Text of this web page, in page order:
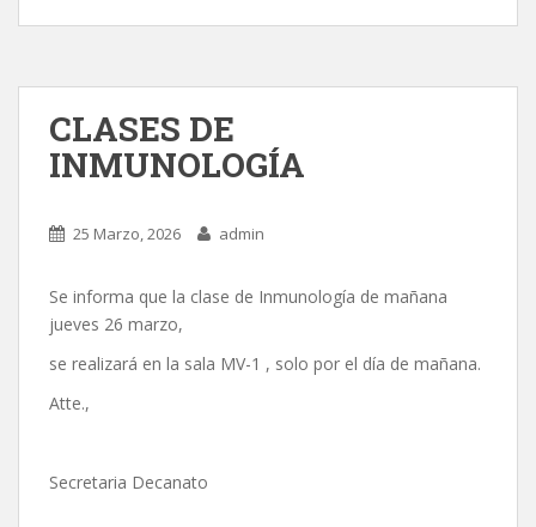
CLASES DE
INMUNOLOGÍA
25 Marzo, 2026 admin
Se informa que la clase de Inmunología de mañana
jueves 26 marzo,
se realizará en la sala MV-1 , solo por el día de mañana.
Atte.,
Secretaria Decanato